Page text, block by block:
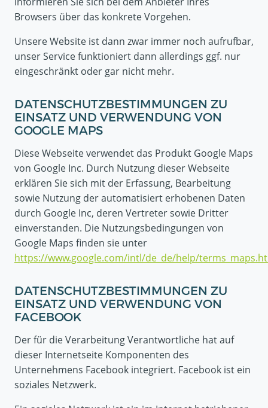
Browsers über das konkrete Vorgehen.
Unsere Website ist dann zwar immer noch aufrufbar,
unser Service funktioniert dann allerdings ggf. nur
eingeschränkt oder gar nicht mehr.
DATENSCHUTZBESTIMMUNGEN ZU
EINSATZ UND VERWENDUNG VON
GOOGLE MAPS
Diese Webseite verwendet das Produkt Google Maps
von Google Inc. Durch Nutzung dieser Webseite
erklären Sie sich mit der Erfassung, Bearbeitung
sowie Nutzung der automatisiert erhobenen Daten
durch Google Inc, deren Vertreter sowie Dritter
einverstanden. Die Nutzungsbedingungen von
Google Maps finden sie unter
https://www.google.com/intl/de_de/help/
DATENSCHUTZBESTIMMUNGEN ZU
EINSATZ UND VERWENDUNG VON
FACEBOOK
Der für die Verarbeitung Verantwortliche hat auf
dieser Internetseite Komponenten des
Unternehmens Facebook integriert. Facebook ist ein
soziales Netzwerk.